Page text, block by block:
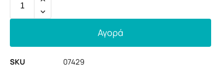
Αγορά
SKU
07429